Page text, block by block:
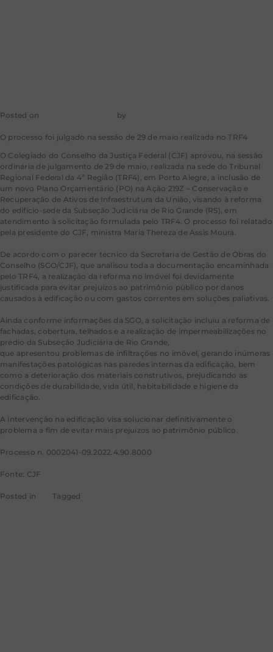
Posted on by
O processo foi julgado na sessão de 29 de maio realizada no TRF4
O Colegiado do Conselho da Justiça Federal (CJF) aprovou, na sessão
ordinária de julgamento de 29 de maio, realizada na sede do Tribunal
Regional Federal da 4ª Região (TRF4), em Porto Alegre, a inclusão de
um novo Plano Orçamentário (PO) na Ação 219Z – Conservação e
Recuperação de Ativos de Infraestrutura da União, visando à reforma
do edifício-sede da Subseção Judiciária de Rio Grande (RS), em
atendimento à solicitação formulada pelo TRF4. O processo foi relatado
pela presidente do CJF, ministra Maria Thereza de Assis Moura.
De acordo com o parecer técnico da Secretaria de Gestão de Obras do
Conselho (SGO/CJF), que analisou toda a documentação encaminhada
pelo TRF4, a realização da reforma no imóvel foi devidamente
justificada para evitar prejuízos ao patrimônio público por danos
causados à edificação ou com gastos correntes em soluções paliativas.
Ainda conforme informações da SGO, a solicitação incluiu a reforma de
fachadas, cobertura, telhados e a realização de impermeabilizações no
prédio da Subseção Judiciária de Rio Grande,
que apresentou problemas de infiltrações no imóvel, gerando inúmeras
manifestações patológicas nas paredes internas da edificação, bem
como a deterioração dos materiais construtivos, prejudicando as
condições de durabilidade, vida útil, habitabilidade e higiene da
edificação.
A intervenção na edificação visa solucionar definitivamente o
problema a fim de evitar mais prejuízos ao patrimônio público.
Processo n. 0002041-09.2022.4.90.8000
Fonte: CJF
Posted in CJFTagged